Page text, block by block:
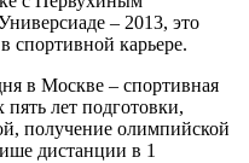
– 2013, это
спортивной карьере.
в Москве – спортивная
лет подготовки,
получение олимпийской
дистанции в 1